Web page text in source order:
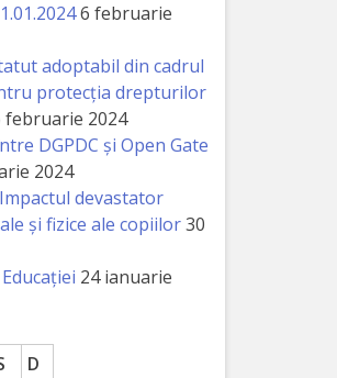
6 februarie
adoptabil din cadrul
protecția drepturilor
februarie 2024
DGPDC și Open Gate
2024
devastator
și fizice ale copiilor30
24 ianuarie
D